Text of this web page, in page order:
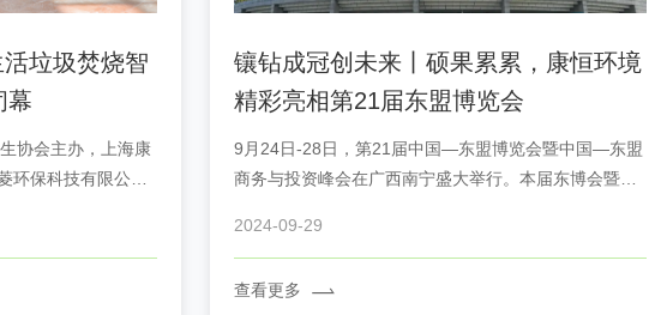
垃圾焚烧智
幕
协会主办，上海康
环保科技有限公司
镶钻成冠创未来丨硕果累累，康恒环境
精彩亮相第21届东盟博览会
9月24日-28日，第21届中国—东盟博览会暨中国—东盟
商务与投资峰会在广西南宁盛大举行。本届东博会暨峰
2024-09-29
查看更多